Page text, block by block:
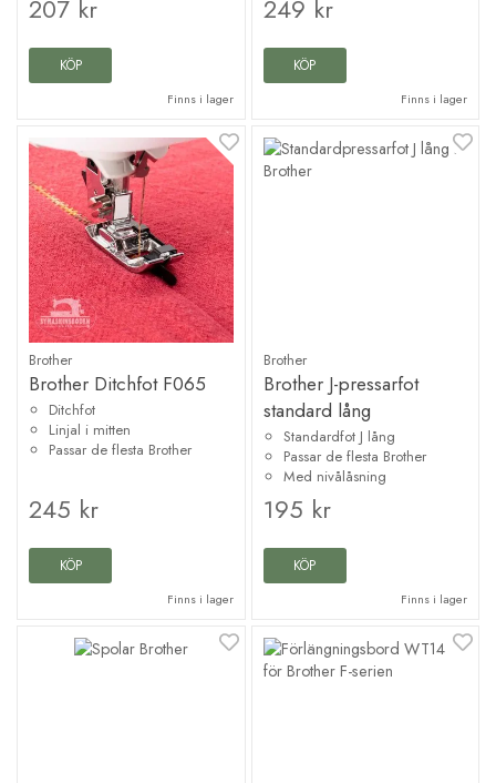
207 kr
KÖP
Finns i lager
249 kr
KÖP
Finns i lager
Brother
Brother Ditchfot F065
Ditchfot
Linjal i mitten
Passar de flesta Brother
245 kr
KÖP
Finns i lager
Brother
Brother J-pressarfot
standard lång
Standardfot J lång
Passar de flesta Brother
Med nivålåsning
195 kr
KÖP
Finns i lager